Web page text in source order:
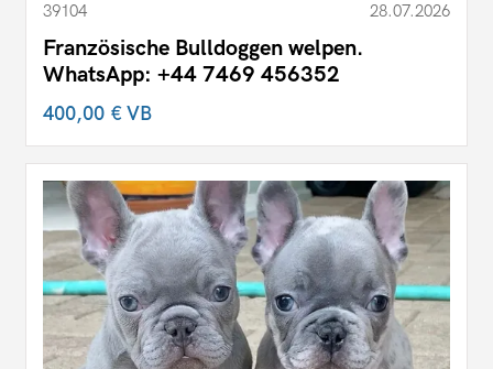
39104 28.07.2026
Französische Bulldoggen welpen.
WhatsApp: +44 7469 456352
400,00 €VB